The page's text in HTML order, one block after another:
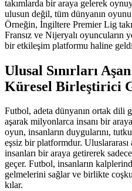
takımlarda bir araya gelerek
ulusun değil, tüm dünyanın
Örneğin, İngiltere Premier Lig
Fransız ve Nijeryalı oyuncuların
bir etkileşim platformu haline
Ulusal Sınırları
Küresel Birleştirici
Futbol, adeta dünyanın ortak dili
aşarak milyonlarca insanı bir
oyun, insanların duygularını,
eşsiz bir platformdur.
insanları bir araya getirerek
geçer. Futbol, insanların
gelmelerini sağlar ve birlikte
kılar.